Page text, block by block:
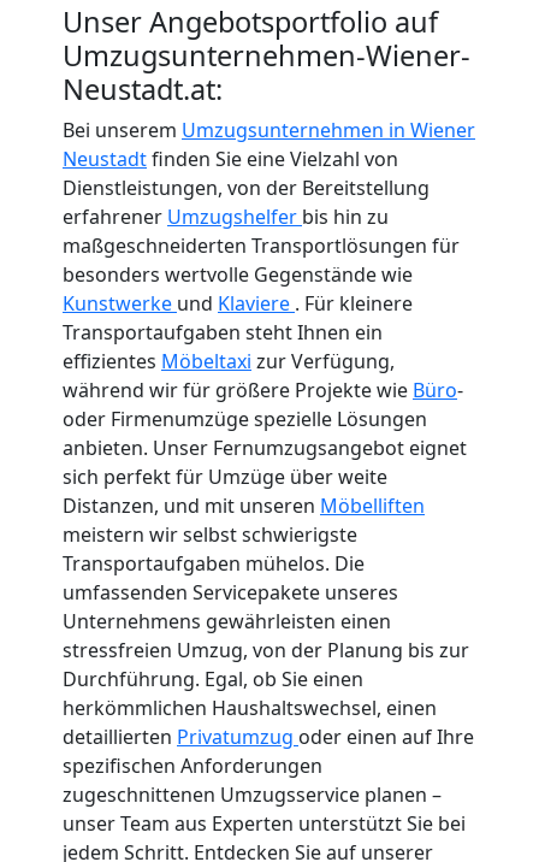
Unser Angebotsportfolio auf
Umzugsunternehmen-Wiener-
Neustadt.at:
Bei unserem Umzugsunternehmen in Wiener
Neustadtfinden Sie eine Vielzahl von
Dienstleistungen, von der Bereitstellung
erfahrener Umzugshelfer bis hin zu
maßgeschneiderten Transportlösungen für
besonders wertvolle Gegenstände wie
Kunstwerke und Klaviere . Für kleinere
Transportaufgaben steht Ihnen ein
effizientes Möbeltaxi zur Verfügung,
während wir für größere Projekte wie Büro-
oder Firmenumzüge spezielle Lösungen
anbieten. Unser Fernumzugsangebot eignet
sich perfekt für Umzüge über weite
Distanzen, und mit unseren Möbelliften
meistern wir selbst schwierigste
Transportaufgaben mühelos. Die
umfassenden Servicepakete unseres
Unternehmens gewährleisten einen
stressfreien Umzug, von der Planung bis zur
Durchführung. Egal, ob Sie einen
herkömmlichen Haushaltswechsel, einen
detaillierten Privatumzug oder einen auf Ihre
spezifischen Anforderungen
zugeschnittenen Umzugsservice planen –
unser Team aus Experten unterstützt Sie bei
jedem Schritt. Entdecken Sie auf unserer
International
Internationaler
Umzug
Nationaler
Umzug